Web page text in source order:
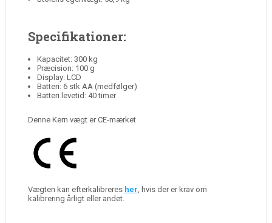
Specifikationer:
Kapacitet: 300 kg
Præcision: 100 g
Display: LCD
Batteri: 6 stk AA (medfølger)
Batteri levetid: 40 timer
Denne Kern vægt er CE-mærket
Vægten kan efterkalibreres her , hvis der er krav om
kalibrering årligt eller andet.